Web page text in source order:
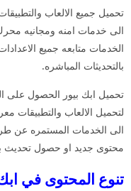
تحميل جميع الالعاب
الى خدمات امنه ومجانيه
الخدمات متابعه جميع
بالتحديثات المباشره.
تحميل ابك بيور الحصول على
لتحميل الالعاب والتطبيقات
الى الخدمات المستمره عن
محتوى جديد او حصول تحديث
تنوع المحتوى في ابك